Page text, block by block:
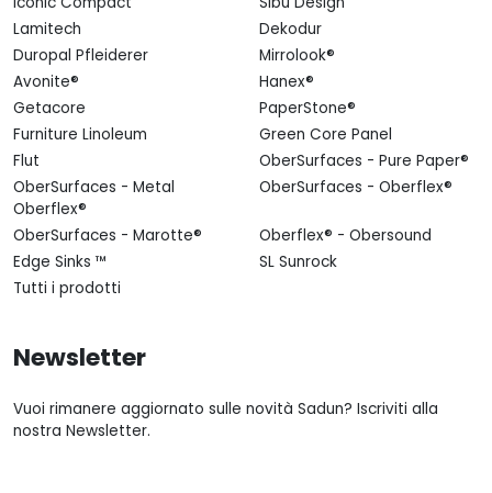
Lamitech
Dekodur
Duropal Pfleiderer
Mirrolook®
Avonite®
Hanex®
Getacore
PaperStone®
Furniture Linoleum
Green Core Panel
Flut
OberSurfaces - Pure Paper®
OberSurfaces - Metal
Oberflex®
OberSurfaces - Oberflex®
OberSurfaces - Marotte®
Oberflex® - Obersound
Edge Sinks ™
SL Sunrock
Tutti i prodotti
Newsletter
Vuoi rimanere aggiornato sulle novità Sadun? Iscriviti alla
nostra Newsletter.